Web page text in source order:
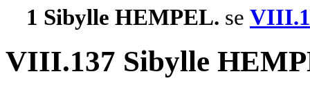
1 Sibylle HEMPEL. se
VIII.137 Sibylle